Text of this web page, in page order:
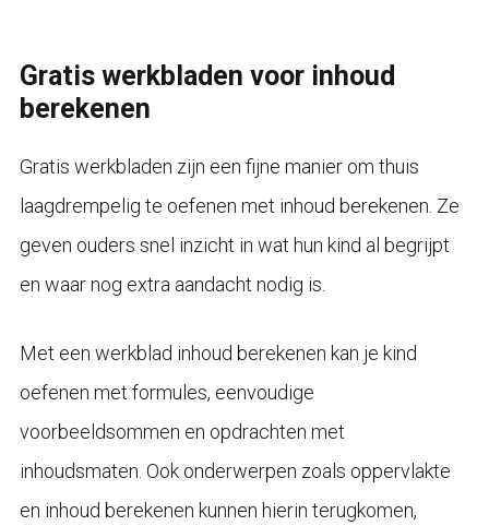
Gratis werkbladen voor inhoud
berekenen
Gratis werkbladen zijn een fijne manier om thuis
laagdrempelig te oefenen met inhoud berekenen. Ze
geven ouders snel inzicht in wat hun kind al begrijpt
en waar nog extra aandacht nodig is.
Met een werkblad inhoud berekenen kan je kind
oefenen met formules, eenvoudige
voorbeeldsommen en opdrachten met
inhoudsmaten. Ook onderwerpen zoals oppervlakte
en inhoud berekenen kunnen hierin terugkomen,